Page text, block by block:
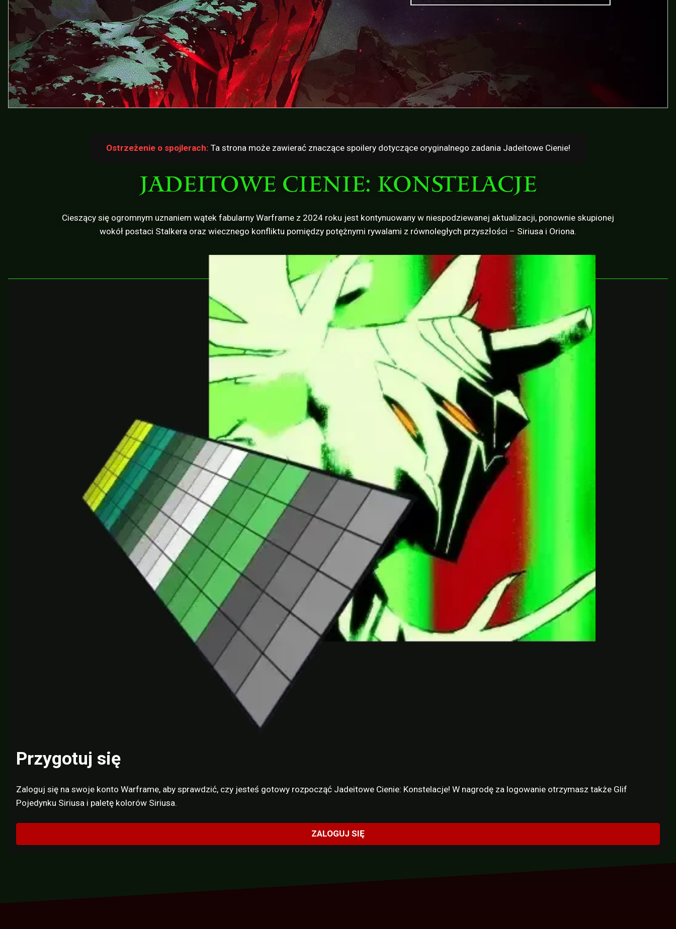
Ostrzeżenie o spojlerach: Ta strona może zawierać znaczące spoilery dotyczące oryginalnego zadania Jadeitowe Cienie!
JADEITOWE CIENIE: KONSTELACJE
Cieszący się ogromnym uznaniem wątek fabularny Warframe z 2024 roku jest kontynuowany w niespodziewanej aktualizacji, ponownie skupionej
wokół postaci Stalkera oraz wiecznego konfliktu pomiędzy potężnymi rywalami z równoległych przyszłości – Siriusa i Oriona.
Przygotuj się
Zaloguj się na swoje konto Warframe, aby sprawdzić, czy jesteś gotowy rozpocząć Jadeitowe Cienie: Konstelacje! W nagrodę za logowanie otrzymasz także Glif
Pojedynku Siriusa i paletę kolorów Siriusa.
ZALOGUJ SIĘ